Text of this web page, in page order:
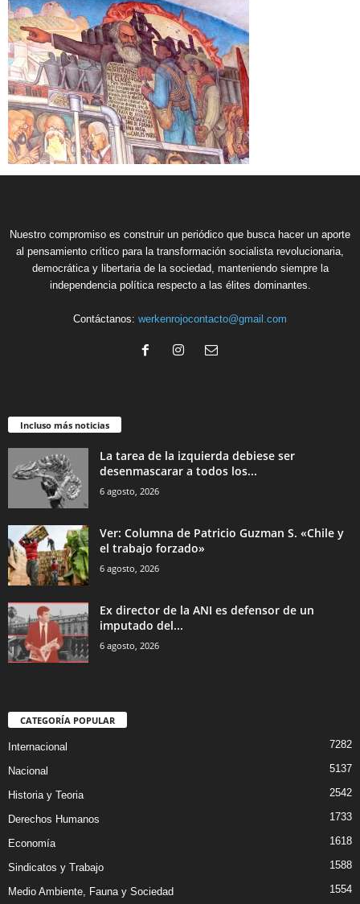
Nuestro compromiso es construir un periódico que busca hacer un aporte
al pensamiento crítico para la transformación socialista revolucionaria,
democrática y libertaria de la sociedad, manteniendo siempre la
independencia política respecto a las élites dominantes.
Contáctanos: werkenrojocontacto@gmail.com
Incluso más noticias
La tarea de la izquierda debiese ser
desenmascarar a todos los...
6 agosto, 2026
Ver: Columna de Patricio Guzman S. «Chile y
el trabajo forzado»
6 agosto, 2026
Ex director de la ANI es defensor de un
imputado del...
6 agosto, 2026
CATEGORÍA POPULAR
Internacional 7282
Nacional 5137
Historia y Teoria 2542
Derechos Humanos 1733
Economía 1618
Sindicatos y Trabajo 1588
Medio Ambiente, Fauna y Sociedad 1554